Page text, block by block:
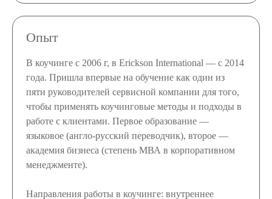
Опыт
В коучинге с 2006 г, в Erickson International — с 2014
года. Пришла впервые на обучение как один из
пяти руководителей сервисной компании для того,
чтобы применять коучинговые методы и подходы в
работе с клиентами. Первое образование —
языковое (англо-русский переводчик), второе —
академия бизнеса (степень МВА в корпоративном
менеджменте).
Направления работы в коучинге: внутреннее